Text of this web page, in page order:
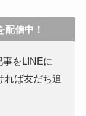
信中！
をLINEに
れば友だち追